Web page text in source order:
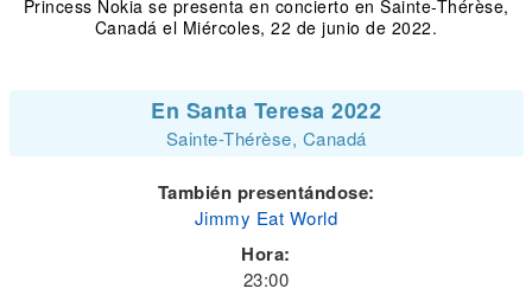
Princess Nokia se presenta en concierto en Sainte-Thérèse,
Canadá el Miércoles, 22 de junio de 2022.
En Santa Teresa 2022
Sainte-Thérèse, Canadá
También presentándose:
Jimmy Eat World
Hora:
23:00